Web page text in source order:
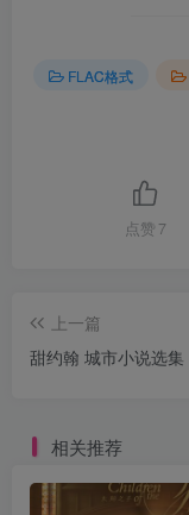
FLAC格式
点赞 7
上一篇
甜约翰 城市小说选集
相关推荐